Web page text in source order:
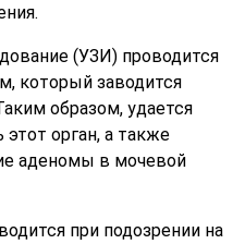
(УЗИ) проводится
который заводится
образом, удается
орган, а также
аденомы в мочевой
при подозрении на